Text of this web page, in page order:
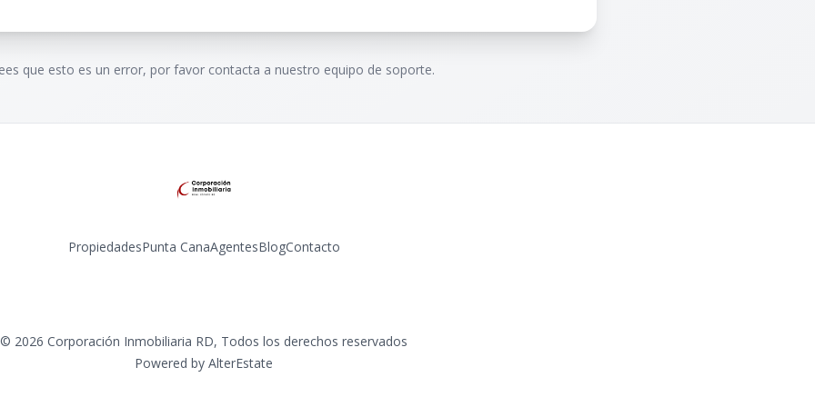
que esto es un error, por favor contacta a nuestro equipo de soporte.
PropiedadesPunta CanaAgentesBlogContacto
© 2026 Corporación Inmobiliaria RD, Todos los derechos reservados
Powered by AlterEstate